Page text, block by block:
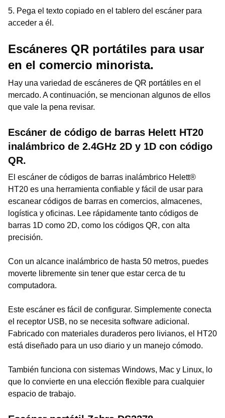
5. Pega el texto copiado en el tablero del escáner para
acceder a él.
Escáneres QR portátiles para usar
en el comercio minorista.
Hay una variedad de escáneres de QR portátiles en el
mercado. A continuación, se mencionan algunos de ellos
que vale la pena revisar.
Escáner de código de barras Helett HT20
inalámbrico de 2.4GHz 2D y 1D con código
QR.
El escáner de códigos de barras inalámbrico Helett®
HT20 es una herramienta confiable y fácil de usar para
escanear códigos de barras en comercios, almacenes,
logística y oficinas. Lee rápidamente tanto códigos de
barras 1D como 2D, como los códigos QR, con alta
precisión.
Con un alcance inalámbrico de hasta 50 metros, puedes
moverte libremente sin tener que estar cerca de tu
computadora.
Este escáner es fácil de configurar. Simplemente conecta
el receptor USB, no se necesita software adicional.
Fabricado con materiales duraderos pero livianos, el HT20
está diseñado para un uso diario y un manejo cómodo.
También funciona con sistemas Windows, Mac y Linux, lo
que lo convierte en una elección flexible para cualquier
espacio de trabajo.